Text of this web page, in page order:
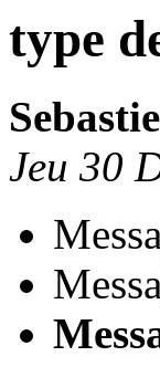
type
Jeu 30